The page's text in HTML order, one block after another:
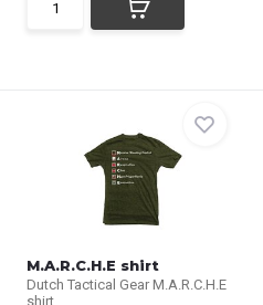
M.A.R.C.H.E shirt
Dutch Tactical Gear M.A.R.C.H.E
shirt